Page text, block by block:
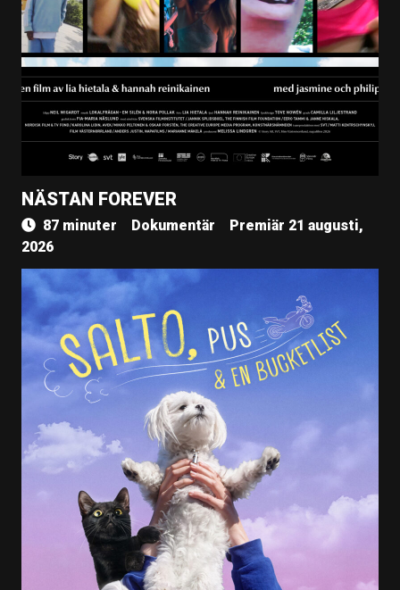
NÄSTAN FOREVER
87 minuter Dokumentär
Premiär 21 augusti,
2026